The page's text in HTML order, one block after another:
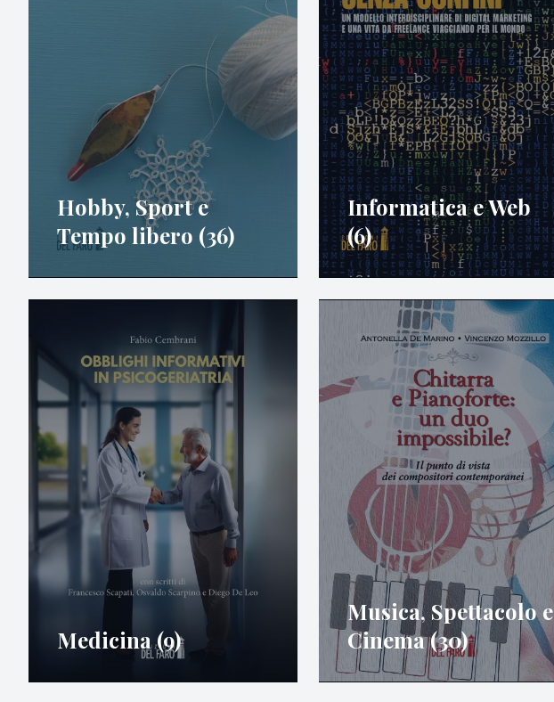
Hobby, Sport e
Tempo libero (36)
Informatica e Web
(6)
Medicina (9)
Musica, Spettacolo e
Cinema (30)